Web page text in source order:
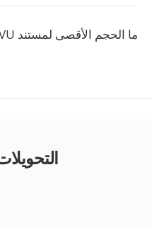
ما الحجم الأقصى لمستند DJVU؟